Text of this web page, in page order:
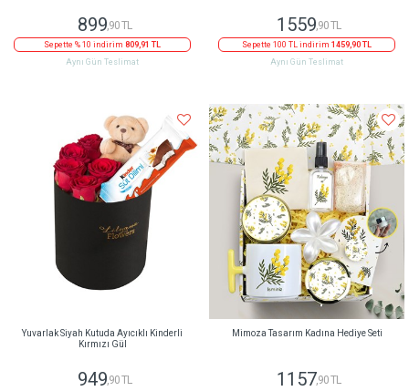
899,90 TL
Sepette % 10 indirim 809,91 TL
Aynı Gün Teslimat
1559,90 TL
Sepette 100 TL indirim 1459,90 TL
Aynı Gün Teslimat
Yuvarlak Siyah Kutuda Ayıcıklı Kinderli
Kırmızı Gül
949,90 TL
Mimoza Tasarım Kadına Hediye Seti
1157,90 TL